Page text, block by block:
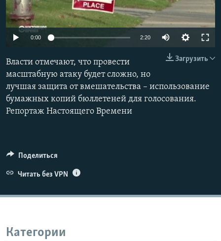
ПОБЕДИТЕЛЕЙ НЕ СУДЯТ?
КРЫМ.НЕПОКОРЕННЫЙ
УКРАИНСКАЯ ПРОБЛЕМА КРЫМА
ПРИСОЕДИНЯЙТЕСЬ!
Все сайты RFE/RL
0:00 2:20
Загрузить
Власти отмечают, что провести
масштабную атаку будет сложно, но
лучшая защита от вмешательства – использование
бумажных копий бюллетеней для голосования.
Репортаж Настоящего Времени
Поделиться
Читать без VPN
Категории